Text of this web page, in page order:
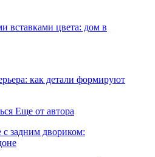
вставками цвета: дом в
как детали формируют
Еще от автора
с задним двориком: